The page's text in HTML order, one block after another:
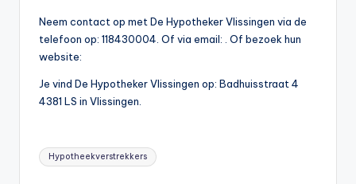
Neem contact op met De Hypotheker Vlissingen via de
telefoon op: 118430004. Of via email: . Of bezoek hun
website:
Je vind De Hypotheker Vlissingen op: Badhuisstraat 4
4381 LS in Vlissingen.
Tags:
Hypotheekverstrekkers